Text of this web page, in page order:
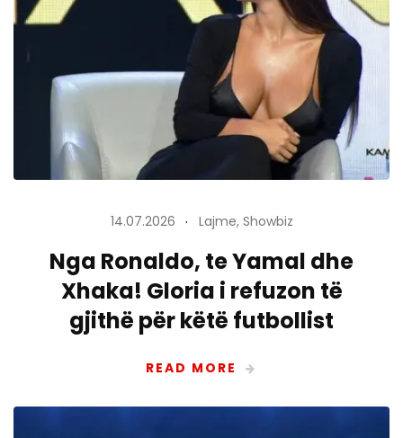
14.07.2026 Lajme, Showbiz
Nga Ronaldo, te Yamal dhe
Xhaka! Gloria i refuzon të
gjithë për këtë futbollist
READ MORE